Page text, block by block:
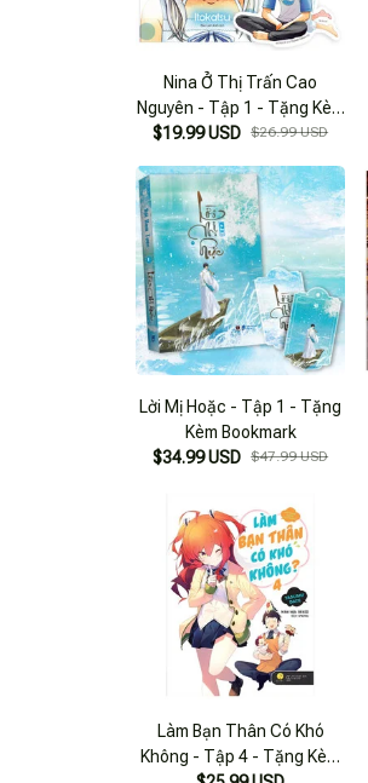
Nina Ở Thị Trấn Cao
Nguyên - Tập 1 - Tặng Kèm
Bookmark
$19.99 USD $26.99 USD
Lời Mị Hoặc - Tập 1 - Tặng
Kèm Bookmark
$34.99 USD $47.99 USD
Làm Bạn Thân Có Khó
Không - Tập 4 - Tặng Kèm